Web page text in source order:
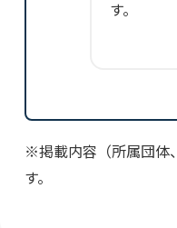
す。
※掲載内容（所属団体
す。